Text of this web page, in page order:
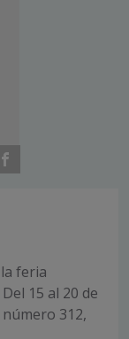
feria
15 al 20 de
312,